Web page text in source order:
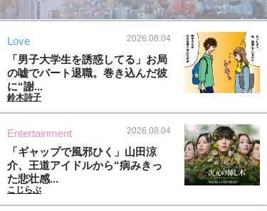
Love 2026.08.04
「男子大学生を誘惑してる」お局
の嘘でパート退職。巻き込んだ彼
に“謝...
鈴木詩子
Entertainment 2026.08.04
「ギャップで風邪ひく」山田涼
介、王道アイドルから“病みきっ
た悲壮感...
こじらぶ